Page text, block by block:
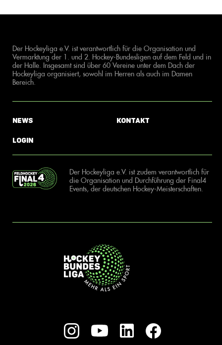
Der Hockeyliga e.V. ist verantwortlich für die Organisation und
Vermarktung der 1. und 2. Hockey-Bundesligen auf dem Feld und in
der Halle. Insgesamt sind über 60 Vereine unter dem Dach der
Hockeyliga organisiert, sowohl im Herren als auch im Damen
Bereich.
News
Login
Kontakt
Der Hockeyliga e.V. ist zudem verantwortlich für
die Organisation und Durchführung der Final4
Events, der deutschen Hockey-Meisterschaften.